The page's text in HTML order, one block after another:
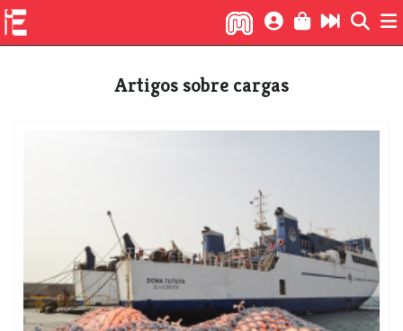
Artigos sobre cargas